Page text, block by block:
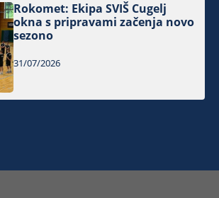
Rokomet: Ekipa SVIŠ Cugelj
okna s pripravami začenja novo
sezono
31/07/2026